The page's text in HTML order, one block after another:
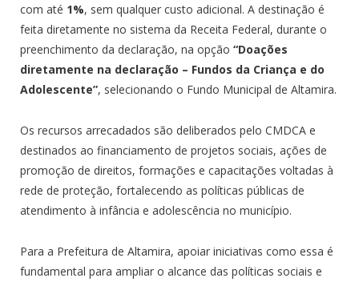
com até 1%, sem qualquer custo adicional. A destinação é
feita diretamente no sistema da Receita Federal, durante o
preenchimento da declaração, na opção “Doações
diretamente na declaração – Fundos da Criança e do
Adolescente”, selecionando o Fundo Municipal de Altamira.
Os recursos arrecadados são deliberados pelo CMDCA e
destinados ao financiamento de projetos sociais, ações de
promoção de direitos, formações e capacitações voltadas à
rede de proteção, fortalecendo as políticas públicas de
atendimento à infância e adolescência no município.
Para a Prefeitura de Altamira, apoiar iniciativas como essa é
fundamental para ampliar o alcance das políticas sociais e